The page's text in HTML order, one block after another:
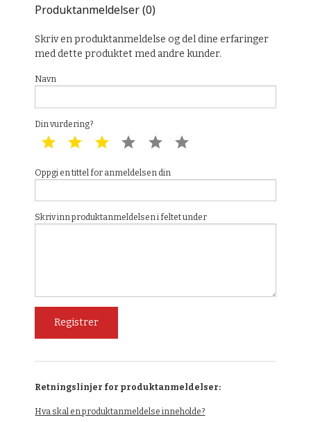
Produktanmeldelser (0)
Skriv en produktanmeldelse og del dine erfaringer
med dette produktet med andre kunder.
Navn
Din vurdering?
1 star 2 star 3 star 4 star 5 star
Oppgi en tittel for anmeldelsen din
Skriv inn produktanmeldelsen i feltet under
Retningslinjer for produktanmeldelser:
Hva skal en produktanmeldelse inneholde?